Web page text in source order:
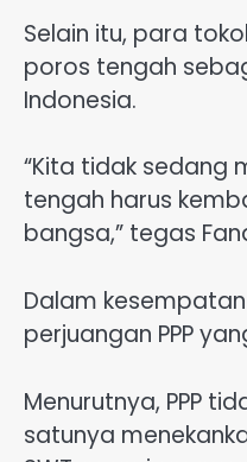
Selain itu, para
poros tengah
Indonesia.
“Kita tidak sedang
tengah harus
bangsa,” tegas
Dalam
perjuangan PPP
Menurutnya, PPP
satunya